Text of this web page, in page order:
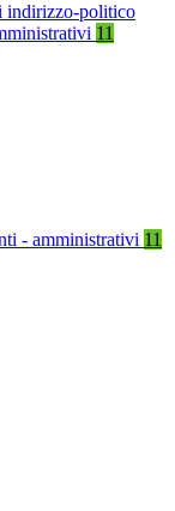
indirizzo-politico
11
- amministrativi 11